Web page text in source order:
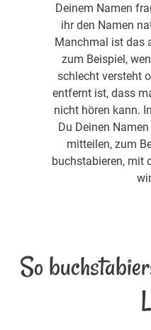
Deinem Namen
ihr den Namen
Manchmal ist das
zum Beispiel,
schlecht versteht
entfernt ist, dass
nicht hören kann.
Du Deinen
mitteilen, zum
buchstabieren, mit
So